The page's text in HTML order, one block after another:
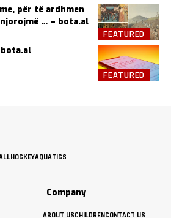
FEATURED
për të ardhmen
… – bota.al
FEATURED
HOCKEYAQUATICS
Company
ABOUT USCHILDRENCONTACT US